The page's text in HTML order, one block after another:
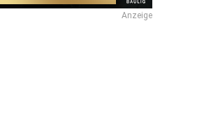
Anzeige